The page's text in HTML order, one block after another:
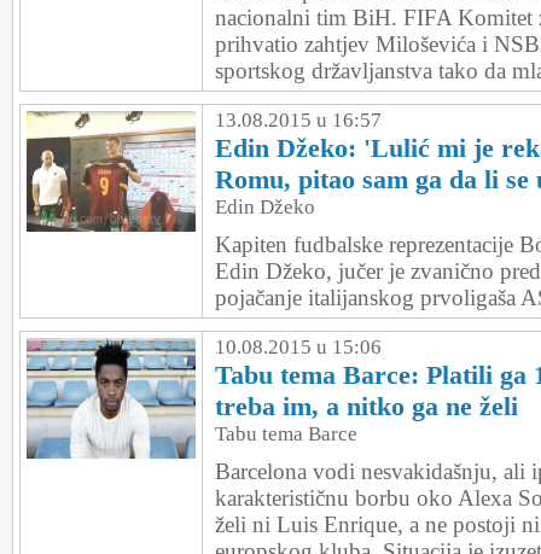
nacionalni tim BiH. FIFA Komitet
prihvatio zahtjev Miloševića i
sportskog državljanstva tako da
13.08.2015 u 16:57
Edin Džeko: 'Lulić mi je
Romu, pitao sam ga da li
Edin Džeko
Kapiten fudbalske reprezentacije
Edin Džeko, jučer je zvanično
pojačanje italijanskog prvoligaša
10.08.2015 u 15:06
Tabu tema Barce: Platili ga
treba im, a nitko ga ne želi
Tabu tema Barce
Barcelona vodi nesvakidašnju, ali
karakterističnu borbu oko Alexa
želi ni Luis Enrique, a ne postoji